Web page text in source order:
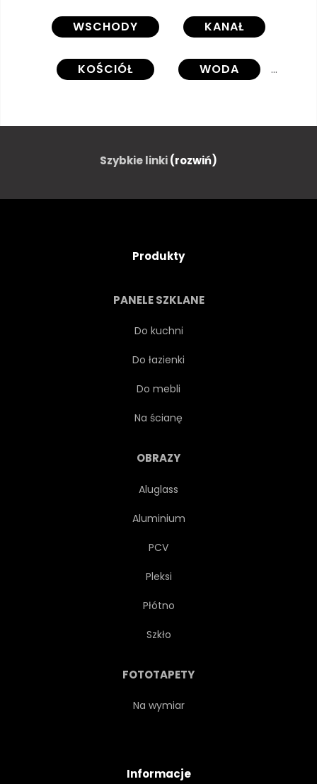
WSCHODY KANAŁ
KOŚCIÓŁ WODA
EUROPA MORZE
SUNDOWN ARCHITEKTURA
KRAJOBRAZ MIASTA
PANORAMA
Szybkie linki(rozwiń)
Produkty
PANELE SZKLANE
Do kuchni
Do łazienki
Do mebli
Na ścianę
OBRAZY
Aluglass
Aluminium
PCV
Pleksi
Płótno
Szkło
FOTOTAPETY
Na wymiar
Informacje